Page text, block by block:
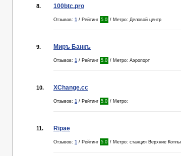
8. 100btc.pro
Отзывов: 1 / Рейтинг 5.0 / Метро: Деловой центр
9. Миръ Банкъ
Отзывов: 1 / Рейтинг 5.0 / Метро: Аэропорт
10. XChange.сс
Отзывов: 1 / Рейтинг 5.0 / Метро:
11. Ripae
Отзывов: 1 / Рейтинг 5.0 / Метро: станция Верхние Котлы